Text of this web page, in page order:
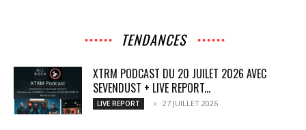
TENDANCES
XTRM PODCAST DU 20 JUILET 2026 AVEC
SEVENDUST + LIVE REPORT...
LIVE REPORT 27 JUILLET 2026